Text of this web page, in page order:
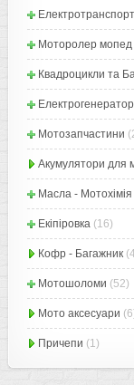
Електротранспорт
Моторолер мопед
Квадроцикли та
Електрогенератор
Мотозапчастини
Акумулятори для
Масла - Мотохімія
Екіпіровка (16)
Кофр - Багажник
Мотошоломи (52)
Мото аксесуари
Причепи (1)